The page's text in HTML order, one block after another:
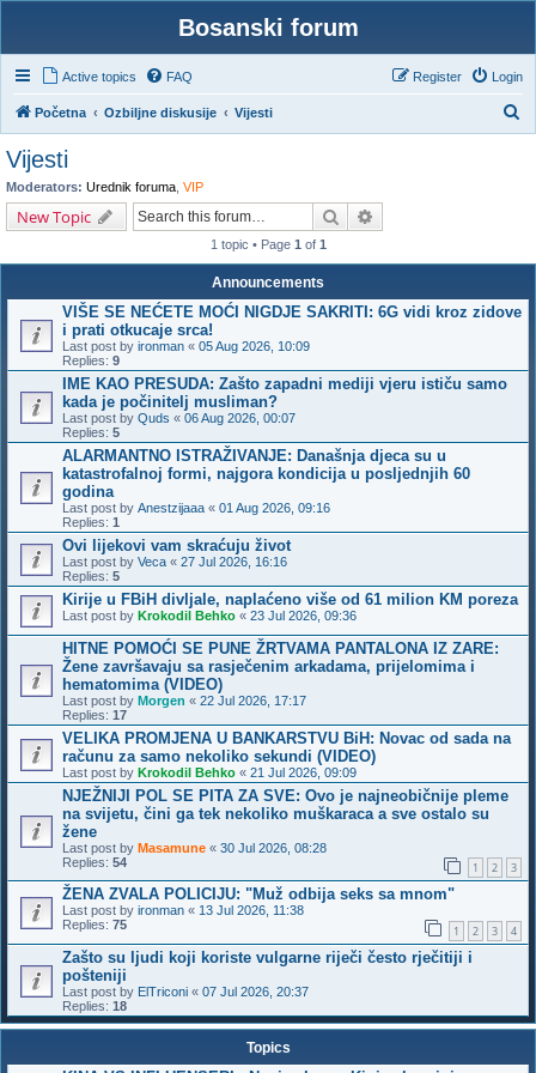
Bosanski forum
Active topics FAQ Login
Register
Početna Ozbiljne diskusije Vijesti
Vijesti
Moderators: Urednik foruma VIP
New Topic Search
1 topic • Page 1 of 1
Announcements
VIŠE SE NEĆETE MOĆI NIGDJE SAKRITI: 6G vidi kroz zidove
i prati otkucaje srca!
Last post by ironman « 05 Aug 2026, 10:09
Replies: 9
IME KAO PRESUDA: Zašto zapadni mediji vjeru ističu samo
kada je počinitelj musliman?
Last post by Quds « 06 Aug 2026, 00:07
Replies: 5
ALARMANTNO ISTRAŽIVANJE: Današnja djeca su u
katastrofalnoj formi, najgora kondicija u posljednjih 60
godina
Last post by Anestzijaaa « 01 Aug 2026, 09:16
Replies: 1
Ovi lijekovi vam skraćuju život
Last post by Veca « 27 Jul 2026, 16:16
Replies: 5
Kirije u FBiH divljale, naplaćeno više od 61 milion KM poreza
Last post by Krokodil Behko « 23 Jul 2026, 09:36
HITNE POMOĆI SE PUNE ŽRTVAMA PANTALONA IZ ZARE:
Žene završavaju sa rasječenim arkadama, prijelomima i
hematomima (VIDEO)
Last post by Morgen « 22 Jul 2026, 17:17
Replies: 17
VELIKA PROMJENA U BANKARSTVU BiH: Novac od sada na
računu za samo nekoliko sekundi (VIDEO)
Last post by Krokodil Behko « 21 Jul 2026, 09:09
NJEŽNIJI POL SE PITA ZA SVE: Ovo je najneobičnije pleme
na svijetu, čini ga tek nekoliko muškaraca a sve ostalo su
žene
Last post by Masamune « 30 Jul 2026, 08:28
Replies: 54 1 2 3
ŽENA ZVALA POLICIJU: "Muž odbija seks sa mnom"
Last post by ironman « 13 Jul 2026, 11:38
Replies: 75 1 2 3 4
Zašto su ljudi koji koriste vulgarne riječi često rječitiji i
pošteniji
Last post by ElTriconi « 07 Jul 2026, 20:37
Replies: 18
Topics